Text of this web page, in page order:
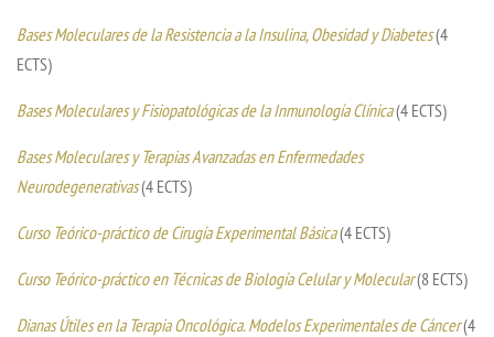
Bases Moleculares de la Resistencia a la Insulina, Obesidad y Diabetes(4
ECTS)
Bases Moleculares y Fisiopatológicas de la Inmunología Clínica(4 ECTS)
Bases Moleculares y Terapias Avanzadas en Enfermedades
Neurodegenerativas(4 ECTS)
Curso Teórico-práctico de Cirugía Experimental Básica(4 ECTS)
Curso Teórico-práctico en Técnicas de Biología Celular y Molecular(8 ECTS)
Dianas Útiles en la Terapia Oncológica. Modelos Experimentales de Cáncer(4